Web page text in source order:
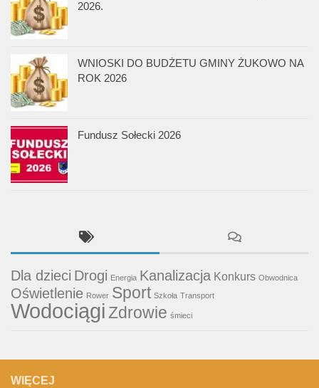
2026.
WNIOSKI DO BUDŻETU GMINY ŻUKOWO NA
ROK 2026
Fundusz Sołecki 2026
Dla dzieci Drogi Energia Kanalizacja Konkurs Obwodnica
Oświetlenie Rower Sport Szkoła Transport
WodociągiZdrowie śmieci
WIĘCEJ